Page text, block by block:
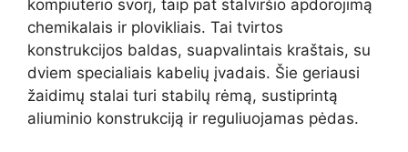
kompiuterio svorį, taip pat stalviršio apdorojimą
chemikalais ir plovikliais. Tai tvirtos
konstrukcijos baldas, suapvalintais kraštais, su
dviem specialiais kabelių įvadais. Šie geriausi
žaidimų stalai turi stabilų rėmą, sustiprintą
aliuminio konstrukciją ir reguliuojamas pėdas.